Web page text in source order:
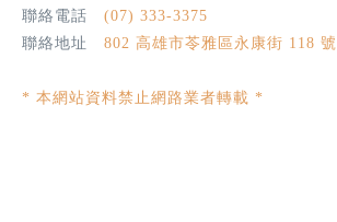
聯絡電話 (07) 333-3375
聯絡地址 802 高雄市苓雅區永康街 118 號
* 本網站資料禁止網路業者轉載 *